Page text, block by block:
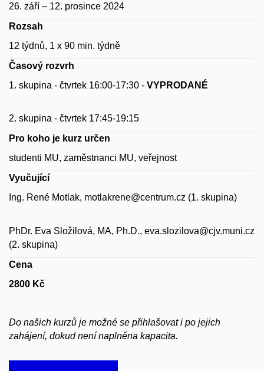
26. září – 12. prosince 2024
Rozsah
12 týdnů, 1 x 90 min. týdně
Časový rozvrh
1. skupina - čtvrtek 16:00-17:30 - VYPRODANÉ
2. skupina - čtvrtek 17:45-19:15
Pro koho je kurz určen
studenti MU, zaměstnanci MU, veřejnost
Vyučující
Ing. René Motlak, motlakrene@centrum.cz (1. skupina)
PhDr. Eva Složilová, MA, Ph.D., eva.slozilova@cjv.muni.cz
(2. skupina)
Cena
2800 Kč
Do našich kurzů je možné se přihlašovat i po jejich
zahájení, dokud není naplněna kapacita.